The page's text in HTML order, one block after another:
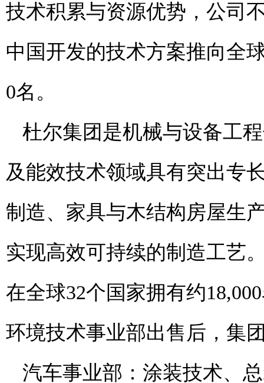
技术积累与资源优势，公司
中国开发的技术方案推向全
0名。
杜尔集团是机械与设备工
及能效技术领域具有突出专
制造、家具与木结构房屋生
实现高效可持续的制造工艺
在全球32个国家拥有约
环境技术事业部出售后，集
汽车事业部：涂装技术、